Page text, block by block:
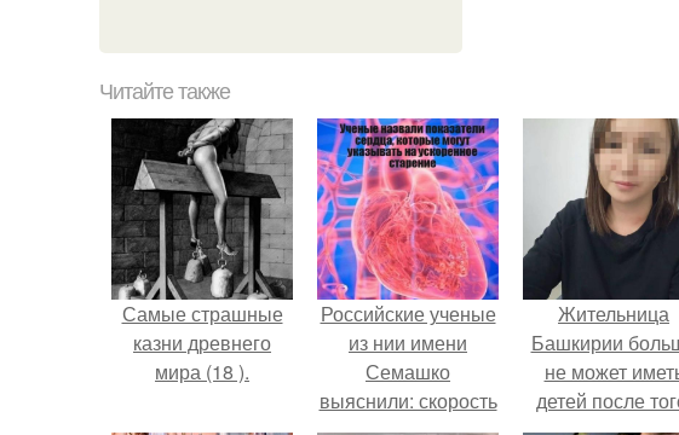
Читайте также
Самые страшные
казни древнего
мира (18 ).
Российские ученые
из нии имени
Семашко
выяснили: скорость
Жительница
Башкирии
не может
детей после